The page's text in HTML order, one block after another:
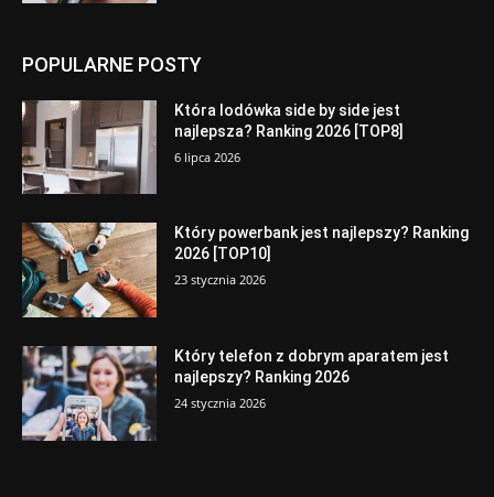
POPULARNE POSTY
Która lodówka side by side jest
najlepsza? Ranking 2026 [TOP8]
6 lipca 2026
Który powerbank jest najlepszy? Ranking
2026 [TOP10]
23 stycznia 2026
Który telefon z dobrym aparatem jest
najlepszy? Ranking 2026
24 stycznia 2026